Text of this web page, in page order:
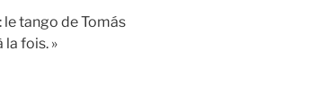
tango de Tomás
fois. »